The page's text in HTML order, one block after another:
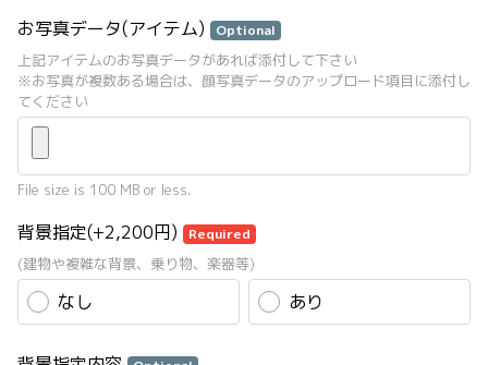
お写真データ(アイテム) Optional
上記アイテムのお写真データがあれば添付して下さい
※お写真が複数ある場合は、顔写真データのアップロード項目に添付し
てください
File size is 100 MB or less.
背景指定(+2,200円) Required
(建物や複雑な背景、乗り物、楽器等)
なし あり